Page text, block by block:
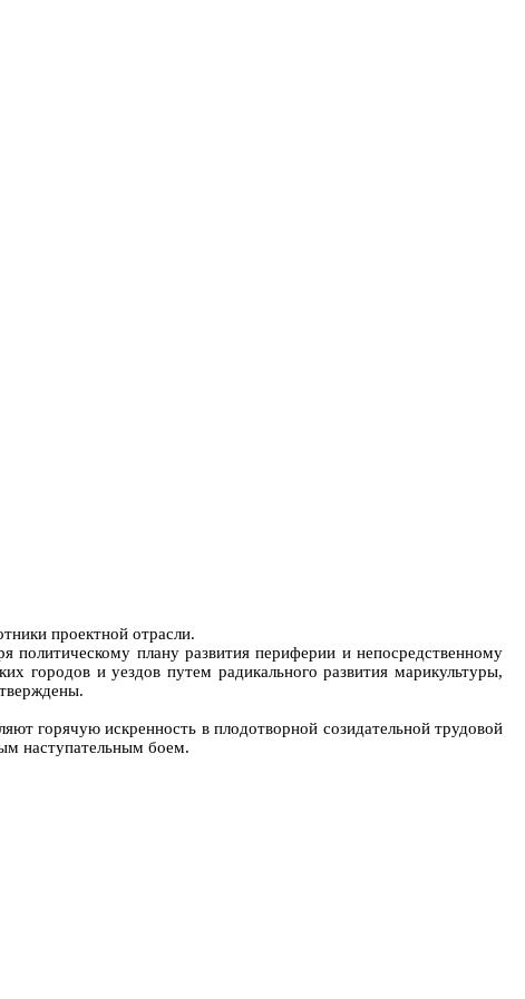
проектной отрасли.
политическому плану развития периферии и непосредственному
городов и уездов путем радикального развития марикультуры,
горячую искренность в плодотворной созидательной трудовой
наступательным боем.